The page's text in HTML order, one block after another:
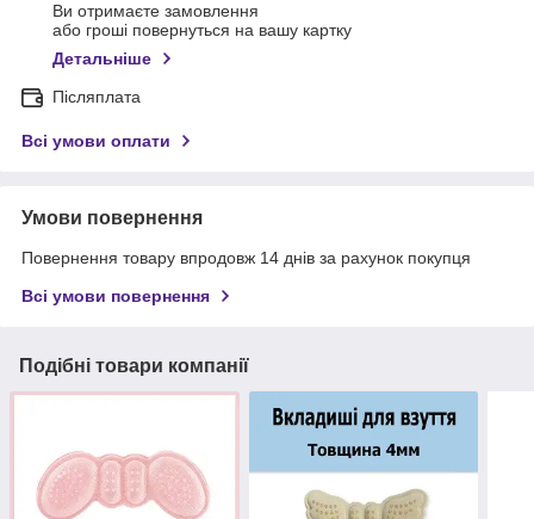
Ви отримаєте замовлення
або гроші повернуться на вашу картку
Детальніше
Післяплата
Всі умови оплати
Умови повернення
Повернення товару впродовж 14 днів за рахунок покупця
Всі умови повернення
Подібні товари компанії